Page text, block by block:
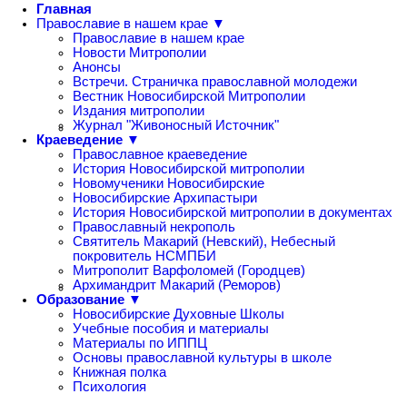
Главная
Православие в нашем крае ▼
Православие в нашем крае
Новости Митрополии
Анонсы
Встречи. Страничка православной молодежи
Вестник Новосибирской Митрополии
Издания митрополии
Журнал "Живоносный Источник"
Краеведение ▼
Православное краеведение
История Новосибирской митрополии
Новомученики Новосибирские
Новосибирские Архипастыри
История Новосибирской митрополии в документах
Православный некрополь
Святитель Макарий (Невский), Небесный
покровитель НСМПБИ
Митрополит Варфоломей (Городцев)
Архимандрит Макарий (Реморов)
Образование ▼
Новосибирские Духовные Школы
Учебные пособия и материалы
Материалы по ИППЦ
Основы православной культуры в школе
Книжная полка
Психология